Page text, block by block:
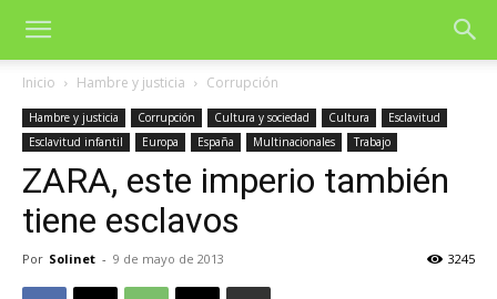
Inicio Hambre y justicia Corrupción
Hambre y justicia Corrupción Cultura y sociedad Cultura
Esclavitud
Esclavitud infantil
Europa España Multinacionales Trabajo
ZARA, este imperio también
tiene esclavos
Por Solinet - 9 de mayo de 2013 3245